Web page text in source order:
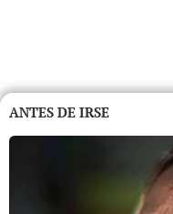
ANTES DE IRSE